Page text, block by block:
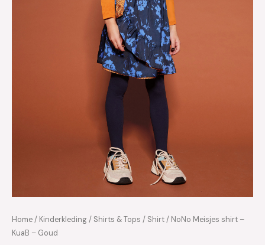
Home/ Kinderkleding/ Shirts & Tops / Shirt/ NoNo Meisjes shirt –
KuaB – Goud